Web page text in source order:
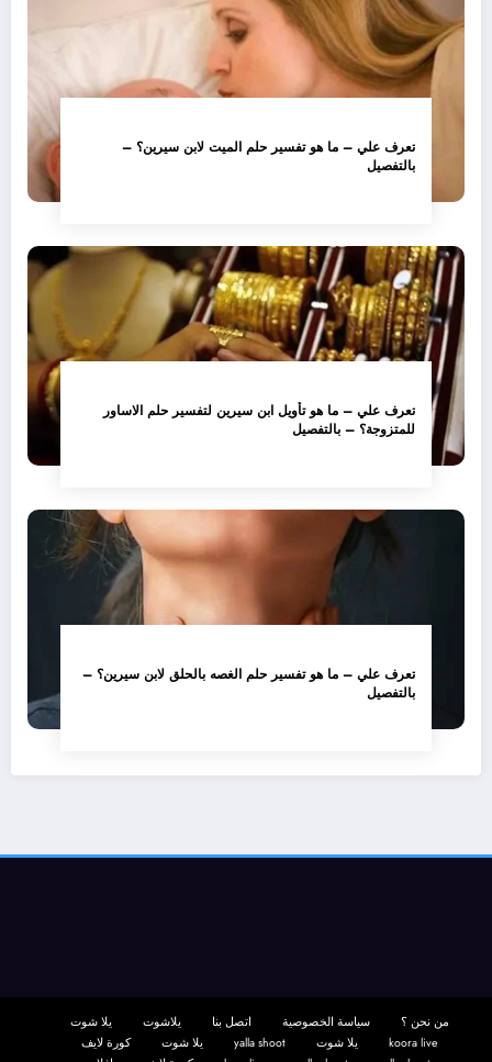
تعرف علي – ما هو تفسير حلم الميت لابن سيرين؟ –
بالتفصيل
تعرف علي – ما هو تأويل ابن سيرين لتفسير حلم الاساور
للمتزوجة؟ – بالتفصيل
تعرف علي – ما هو تفسير حلم الغصه بالحلق لابن سيرين؟ –
بالتفصيل
من نحن ؟ سياسة الخصوصية اتصل بنا يلاشوت
يلا شوت
koora live
يلا شوت yalla shoot يلا شوت
كورة لايف